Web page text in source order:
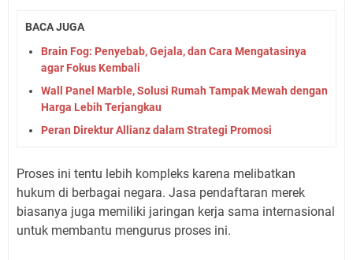
BACA JUGA
Brain Fog: Penyebab, Gejala, dan Cara Mengatasinya
agar Fokus Kembali
Wall Panel Marble, Solusi Rumah Tampak Mewah dengan
Harga Lebih Terjangkau
Peran Direktur Allianz dalam Strategi Promosi
Proses ini tentu lebih kompleks karena melibatkan
hukum di berbagai negara. Jasa pendaftaran merek
biasanya juga memiliki jaringan kerja sama internasional
untuk membantu mengurus proses ini.